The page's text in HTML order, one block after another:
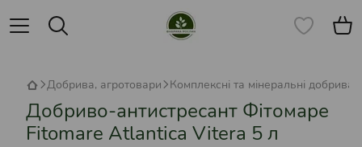
Добрива, агротовари Комплексні та мінеральні добрива
Добриво-антистресант Фітомаре
Fitomare Atlantica Vitera 5 л